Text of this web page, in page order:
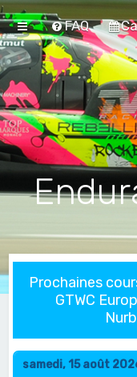
FAQ
Prochaines
GTWC
samedi, 15 août